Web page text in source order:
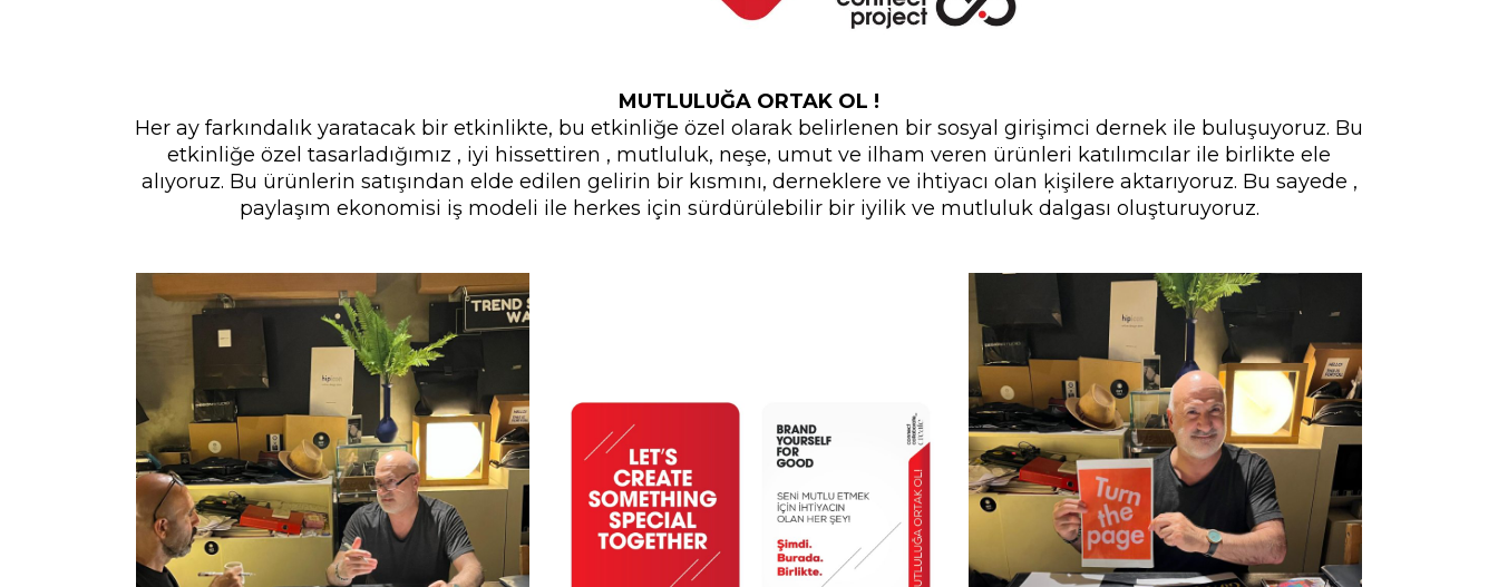
MUTLULUĞA ORTAK OL !
Her ay farkındalık yaratacak bir etkinlikte, bu etkinliğe özel olarak belirlenen bir sosyal girişimci dernek ile buluşuyoruz. Bu
etkinliğe özel tasarladığımız , iyi hissettiren , mutluluk, neşe, umut ve ilham veren ürünleri katılımcılar ile birlikte ele
alıyoruz. Bu ürünlerin satışından elde edilen gelirin bir kısmını, derneklere ve ihtiyacı olan ķişilere aktarıyoruz. Bu sayede ,
paylaşım ekonomisi iş modeli ile herkes için sürdürülebilir bir iyilik ve mutluluk dalgası oluşturuyoruz.